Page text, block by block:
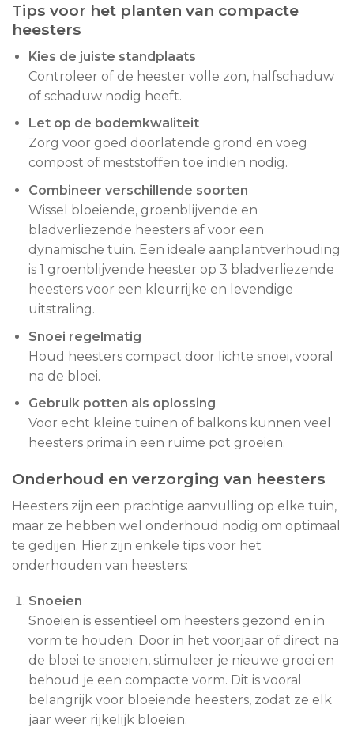
Tips voor het planten van compacte
heesters
Kies de juiste standplaats
Controleer of de heester volle zon, halfschaduw
of schaduw nodig heeft.
Let op de bodemkwaliteit
Zorg voor goed doorlatende grond en voeg
compost of meststoffen toe indien nodig.
Combineer verschillende soorten
Wissel bloeiende, groenblijvende en
bladverliezende heesters af voor een
dynamische tuin. Een ideale aanplantverhouding
is 1 groenblijvende heester op 3 bladverliezende
heesters voor een kleurrijke en levendige
uitstraling.
Snoei regelmatig
Houd heesters compact door lichte snoei, vooral
na de bloei.
Gebruik potten als oplossing
Voor echt kleine tuinen of balkons kunnen veel
heesters prima in een ruime pot groeien.
Onderhoud en verzorging van heesters
Heesters zijn een prachtige aanvulling op elke tuin,
maar ze hebben wel onderhoud nodig om optimaal
te gedijen. Hier zijn enkele tips voor het
onderhouden van heesters:
Snoeien
Snoeien is essentieel om heesters gezond en in
vorm te houden. Door in het voorjaar of direct na
de bloei te snoeien, stimuleer je nieuwe groei en
behoud je een compacte vorm. Dit is vooral
belangrijk voor bloeiende heesters, zodat ze elk
jaar weer rijkelijk bloeien.